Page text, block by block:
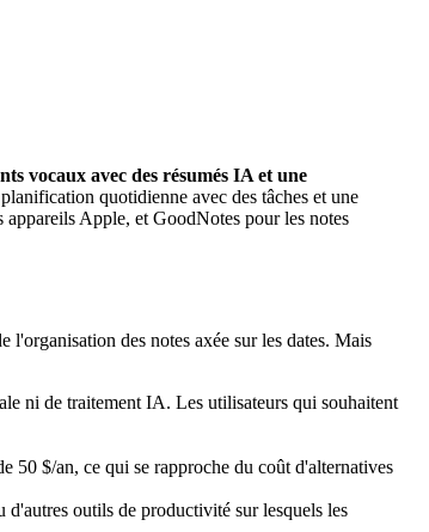
vocaux avec des résumés IA et une
quotidienne avec des tâches et une
Apple, et GoodNotes pour les notes
des notes axée sur les dates. Mais
ni de traitement IA. Les utilisateurs qui souhaitent
50 $/an, ce qui se rapproche du coût d'alternatives
outils de productivité sur lesquels les